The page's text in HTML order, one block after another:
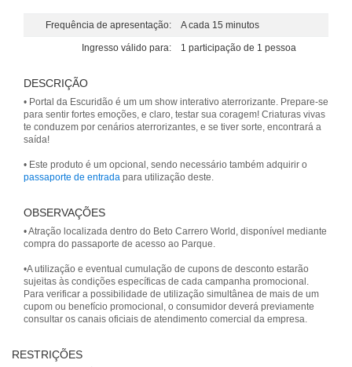
Frequência de apresentação: A cada 15 minutos
Ingresso válido para: 1 participação de 1 pessoa
DESCRIÇÃO
• Portal da Escuridão é um um show interativo aterrorizante. Prepare-se
para sentir fortes emoções, e claro, testar sua coragem! Criaturas vivas
te conduzem por cenários aterrorizantes, e se tiver sorte, encontrará a
saída!
• Este produto é um opcional, sendo necessário também adquirir o
passaporte de entrada para utilização deste.
OBSERVAÇÕES
• Atração localizada dentro do Beto Carrero World, disponível mediante
compra do passaporte de acesso ao Parque.
•A utilização e eventual cumulação de cupons de desconto estarão
sujeitas às condições específicas de cada campanha promocional.
Para verificar a possibilidade de utilização simultânea de mais de um
cupom ou benefício promocional, o consumidor deverá previamente
consultar os canais oficiais de atendimento comercial da empresa.
RESTRIÇÕES